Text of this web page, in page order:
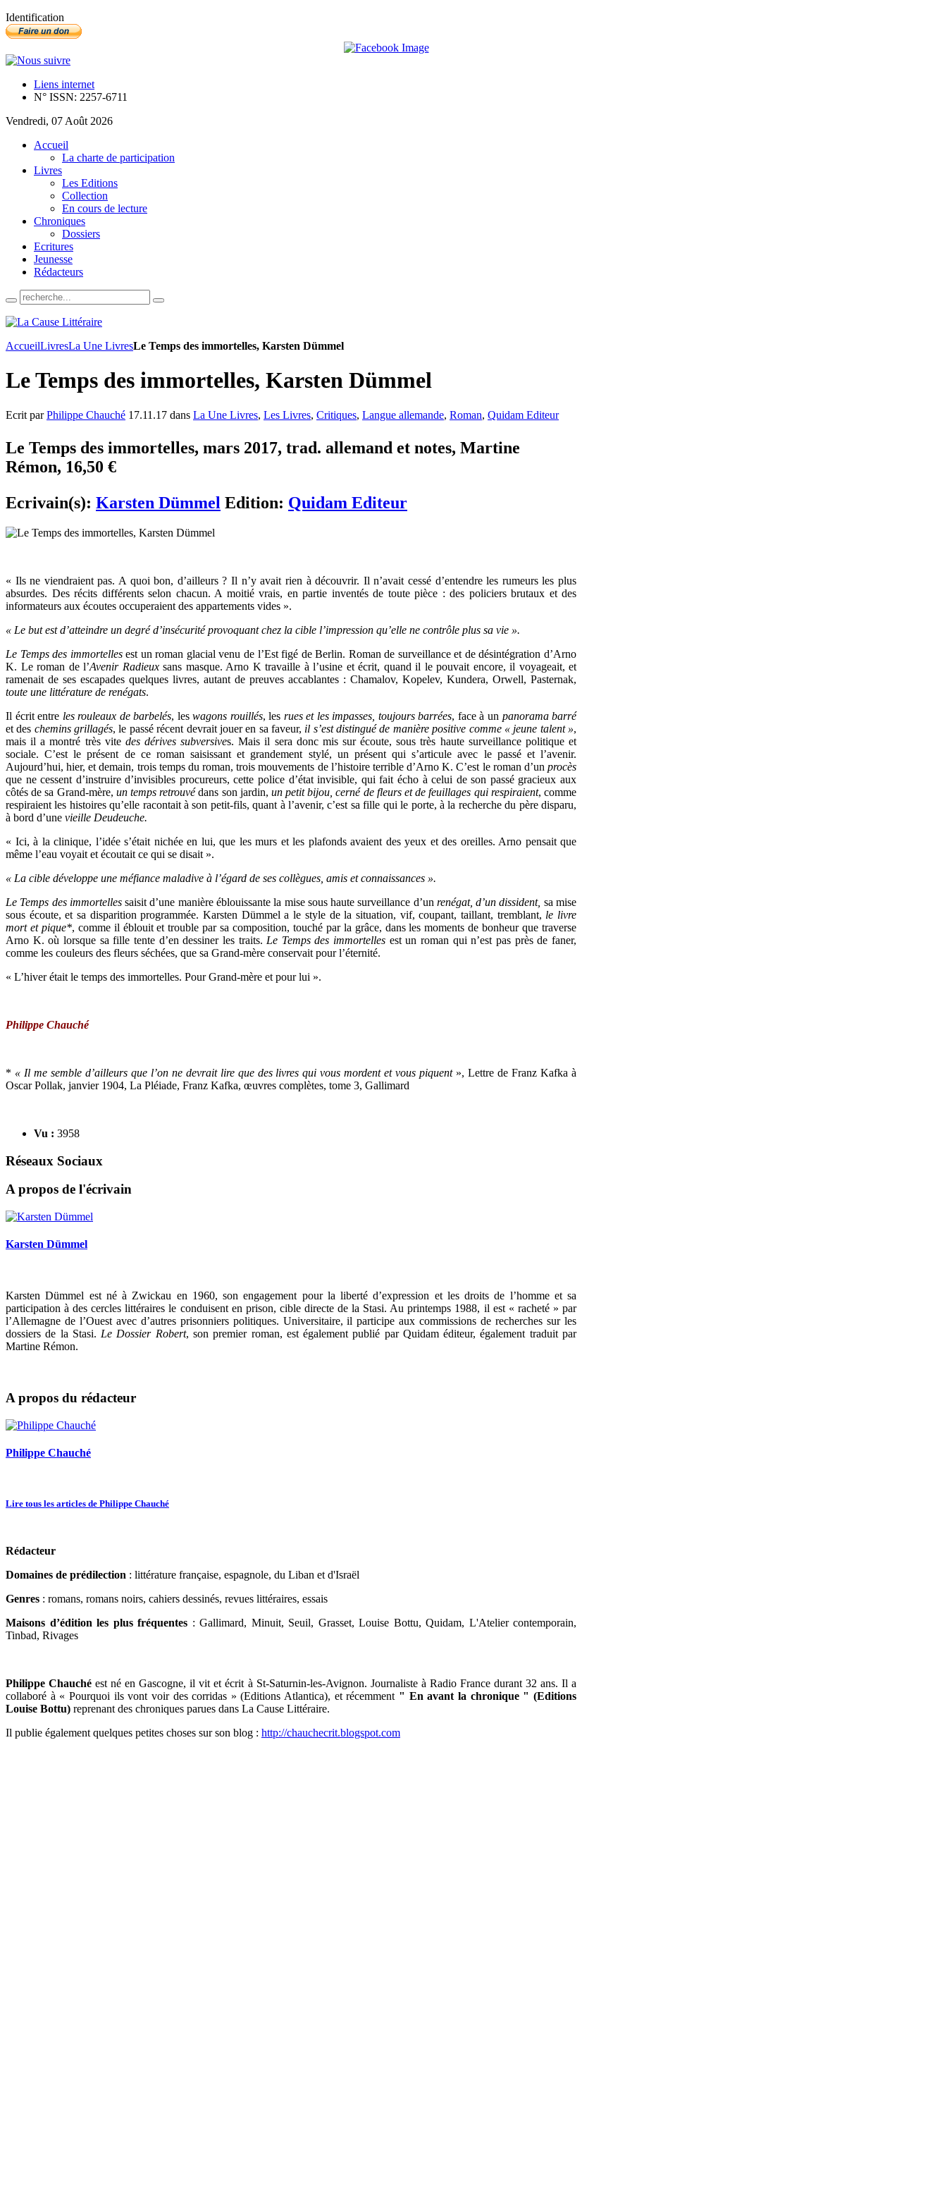
Identification
Liens internet
N° ISSN: 2257-6711
Vendredi, 07 Août 2026
Accueil
La charte de participation
Livres
Les Editions
Collection
En cours de lecture
Chroniques
Dossiers
Ecritures
Jeunesse
Rédacteurs
AccueilLivresLa Une LivresLe Temps des immortelles, Karsten Dümmel
Le Temps des immortelles, Karsten Dümmel
Ecrit parPhilippe Chauché 17.11.17 dans La Une Livres, Les Livres, Critiques, Langue allemande, Roman, Quidam Editeur
Le Temps des immortelles, mars 2017, trad. allemand et notes, Martine
Rémon, 16,50 €
Ecrivain(s): Karsten Dümmel Edition: Quidam Editeur
« Ils ne viendraient pas. A quoi bon, d’ailleurs ? Il n’y avait rien à découvrir. Il n’avait cessé d’entendre les rumeurs les plus
absurdes. Des récits différents selon chacun. A moitié vrais, en partie inventés de toute pièce : des policiers brutaux et des
informateurs aux écoutes occuperaient des appartements vides ».
« Le but est d’atteindre un degré d’insécurité provoquant chez la cible l’impression qu’elle ne contrôle plus sa vie ».
Le Temps des immortellesest un roman glacial venu de l’Est figé de Berlin. Roman de surveillance et de désintégration d’Arno
K. Le roman de l’Avenir Radieux sans masque. Arno K travaille à l’usine et écrit, quand il le pouvait encore, il voyageait, et
ramenait de ses escapades quelques livres, autant de preuves accablantes : Chamalov, Kopelev, Kundera, Orwell, Pasternak,
toute une littérature de renégats.
Il écrit entre les rouleaux de barbelés, leswagons rouillés, les rues et les impasses, toujours barrées, face à un panorama barré
et des chemins grillagés, le passé récent devrait jouer en sa faveur, il s’est distingué de manière positive comme « jeune talent »,
mais il a montré très vite des dérives subversives. Mais il sera donc mis sur écoute, sous très haute surveillance politique et
sociale. C’est le présent de ce roman saisissant et grandement stylé, un présent qui s’articule avec le passé et l’avenir.
Aujourd’hui, hier, et demain, trois temps du roman, trois mouvements de l’histoire terrible d’Arno K. C’est le roman d’un procès
que ne cessent d’instruire d’invisibles procureurs, cette police d’état invisible, qui fait écho à celui de son passé gracieux aux
côtés de sa Grand-mère, un temps retrouvédans son jardin, un petit bijou, cerné de fleurs et de feuillages qui respiraient, comme
respiraient les histoires qu’elle racontait à son petit-fils, quant à l’avenir, c’est sa fille qui le porte, à la recherche du père disparu,
à bord d’une vieille Deudeuche.
« Ici, à la clinique, l’idée s’était nichée en lui, que les murs et les plafonds avaient des yeux et des oreilles. Arno pensait que
même l’eau voyait et écoutait ce qui se disait ».
« La cible développe une méfiance maladive à l’égard de ses collègues, amis et connaissances ».
Le Temps des immortellessaisit d’une manière éblouissante la mise sous haute surveillance d’un renégat, d’un dissident, sa mise
sous écoute, et sa disparition programmée. Karsten Dümmel a le style de la situation, vif, coupant, taillant, tremblant, le livre
mort et pique*, comme il éblouit et trouble par sa composition, touché par la grâce, dans les moments de bonheur que traverse
Arno K. où lorsque sa fille tente d’en dessiner les traits. Le Temps des immortelles est un roman qui n’est pas près de faner,
comme les couleurs des fleurs séchées, que sa Grand-mère conservait pour l’éternité.
« L’hiver était le temps des immortelles. Pour Grand-mère et pour lui ».
Philippe Chauché
* « Il me semble d’ailleurs que l’on ne devrait lire que des livres qui vous mordent et vous piquent», Lettre de Franz Kafka à
Oscar Pollak, janvier 1904, La Pléiade, Franz Kafka, œuvres complètes, tome 3, Gallimard
Vu : 3958
Réseaux Sociaux
A propos de l'écrivain
Karsten Dümmel
Karsten Dümmel est né à Zwickau en 1960, son engagement pour la liberté d’expression et les droits de l’homme et sa
participation à des cercles littéraires le conduisent en prison, cible directe de la Stasi. Au printemps 1988, il est « racheté » par
l’Allemagne de l’Ouest avec d’autres prisonniers politiques. Universitaire, il participe aux commissions de recherches sur les
dossiers de la Stasi.Le Dossier Robert, son premier roman, est également publié par Quidam éditeur, également traduit par
Martine Rémon.
A propos du rédacteur
Philippe Chauché
Lire tous les articles de Philippe Chauché
Rédacteur
Domaines de prédilection : littérature française, espagnole, du Liban et d'Israël
Genres : romans, romans noirs, cahiers dessinés, revues littéraires, essais
Maisons d’édition les plus fréquentes : Gallimard, Minuit, Seuil, Grasset, Louise Bottu, Quidam, L'Atelier contemporain,
Tinbad, Rivages
Philippe Chauché est né en Gascogne, il vit et écrit à St-Saturnin-les-Avignon. Journaliste à Radio France durant 32 ans. Il a
collaboré à « Pourquoi ils vont voir des corridas » (Editions Atlantica), et récemment " En avant la chronique " (Editions
Louise Bottu) reprenant des chroniques parues dans La Cause Littéraire.
Il publie également quelques petites choses sur son blog : http://chauchecrit.blogspot.com